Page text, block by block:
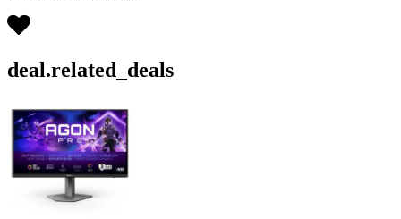
deal.related_deals